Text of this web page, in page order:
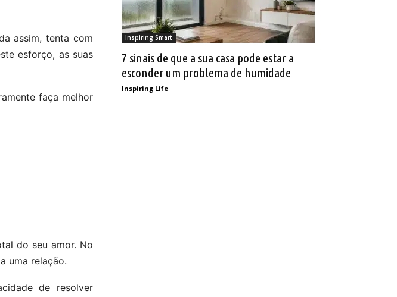
assim, tenta com
esforço, as suas
faça melhor
do seu amor. No
uma relação.
de resolver
Inspiring Smart
7 sinais de que a sua casa pode estar a
esconder um problema de humidade
Inspiring Life